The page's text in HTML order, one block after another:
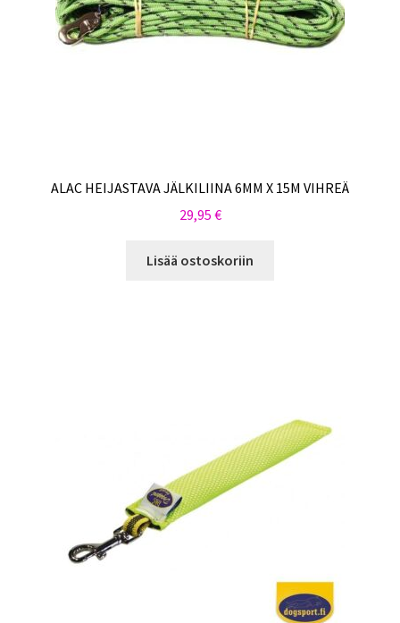
ALAC HEIJASTAVA JÄLKILIINA 6MM X 15M VIHREÄ
29,95 €
Lisää ostoskoriin